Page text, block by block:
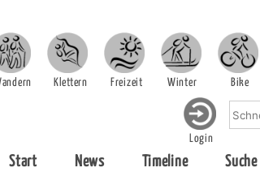
Klettern Freizeit Winter Bike
Login
Start News Timeline Suche